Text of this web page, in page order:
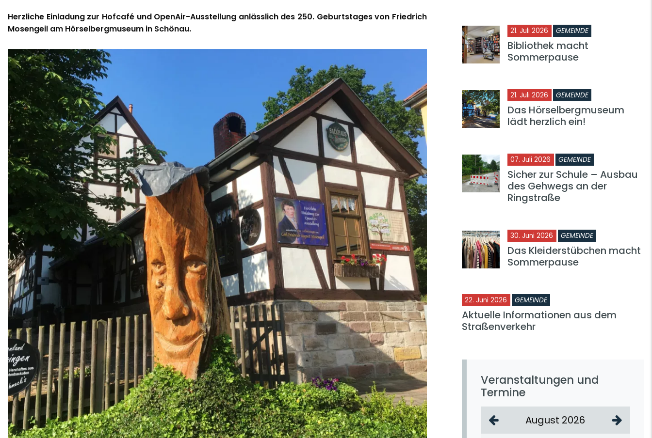
Herzliche Einladung zur Hofcafé und OpenAir-Ausstellung anlässlich des 250. Geburtstages von Friedrich
Mosengeil am Hörselbergmuseum in Schönau.
21. Juli 2026 GEMEINDE
Bibliothek macht
Sommerpause
21. Juli 2026 GEMEINDE
Das Hörselbergmuseum
lädt herzlich ein!
07. Juli 2026 GEMEINDE
Sicher zur Schule – Ausbau
des Gehwegs an der
Ringstraße
30. Juni 2026 GEMEINDE
Das Kleiderstübchen macht
Sommerpause
22. Juni 2026 GEMEINDE
Aktuelle Informationen aus dem
Straßenverkehr
Veranstaltungen und
Termine
August 2026